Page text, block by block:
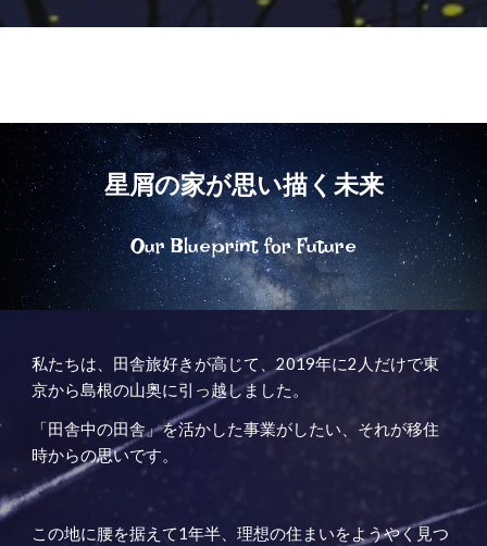
星屑の家が思い描く未来
Our Blueprint for Future
私たちは、田舎旅好きが高じて、2019年に2人だけで東
京から島根の山奥に引っ越しました。
「田舎中の田舎」を活かした事業がしたい、それが移住
時からの思いです。
この地に腰を据えて1年半、理想の住まいをようやく見つ